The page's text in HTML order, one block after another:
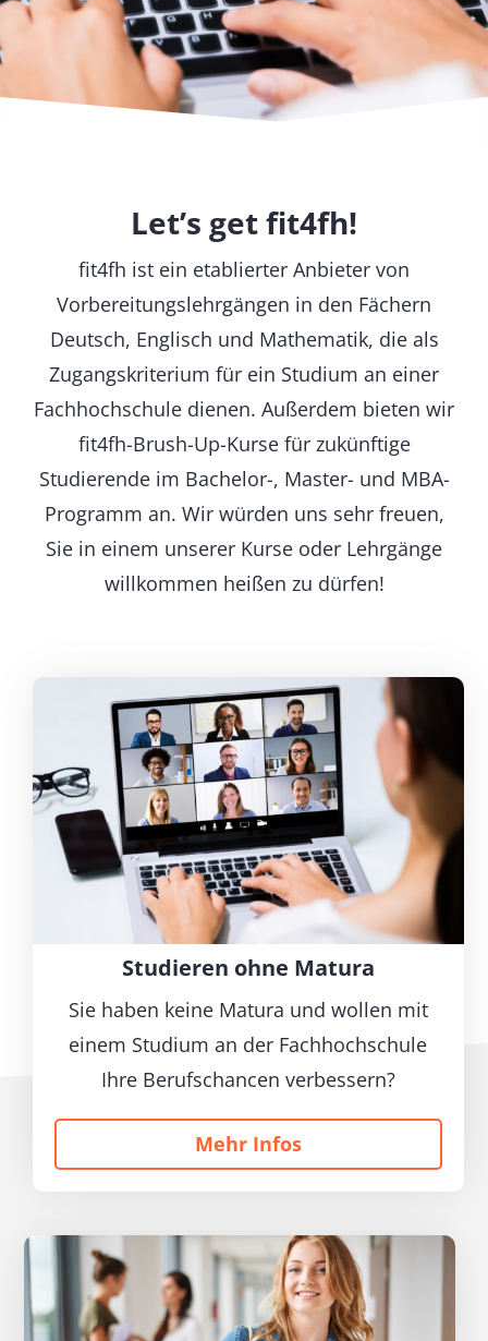
Let’s get fit4fh!
fit4fh ist ein etablierter Anbieter von
Vorbereitungslehrgängen in den Fächern
Deutsch, Englisch und Mathematik, die als
Zugangskriterium für ein Studium an einer
Fachhochschule dienen. Außerdem bieten wir
fit4fh-Brush-Up-Kurse für zukünftige
Studierende im Bachelor-, Master- und MBA-
Programm an. Wir würden uns sehr freuen,
Sie in einem unserer Kurse oder Lehrgänge
willkommen heißen zu dürfen!
Studieren ohne Matura
Sie haben keine Matura und wollen mit
einem Studium an der Fachhochschule
Ihre Berufschancen verbessern?
Mehr Infos